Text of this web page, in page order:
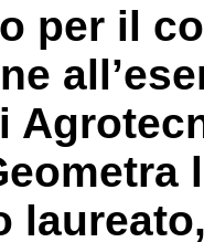
per il